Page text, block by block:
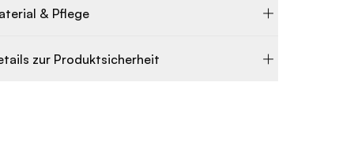
& Pflege
zur Produktsicherheit